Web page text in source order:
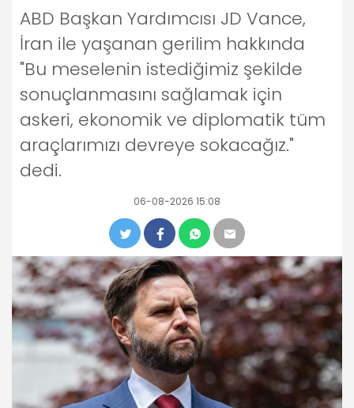
ABD Başkan Yardımcısı JD Vance,
İran ile yaşanan gerilim hakkında
"Bu meselenin istediğimiz şekilde
sonuçlanmasını sağlamak için
askeri, ekonomik ve diplomatik tüm
araçlarımızı devreye sokacağız."
dedi.
06-08-2026 15:08